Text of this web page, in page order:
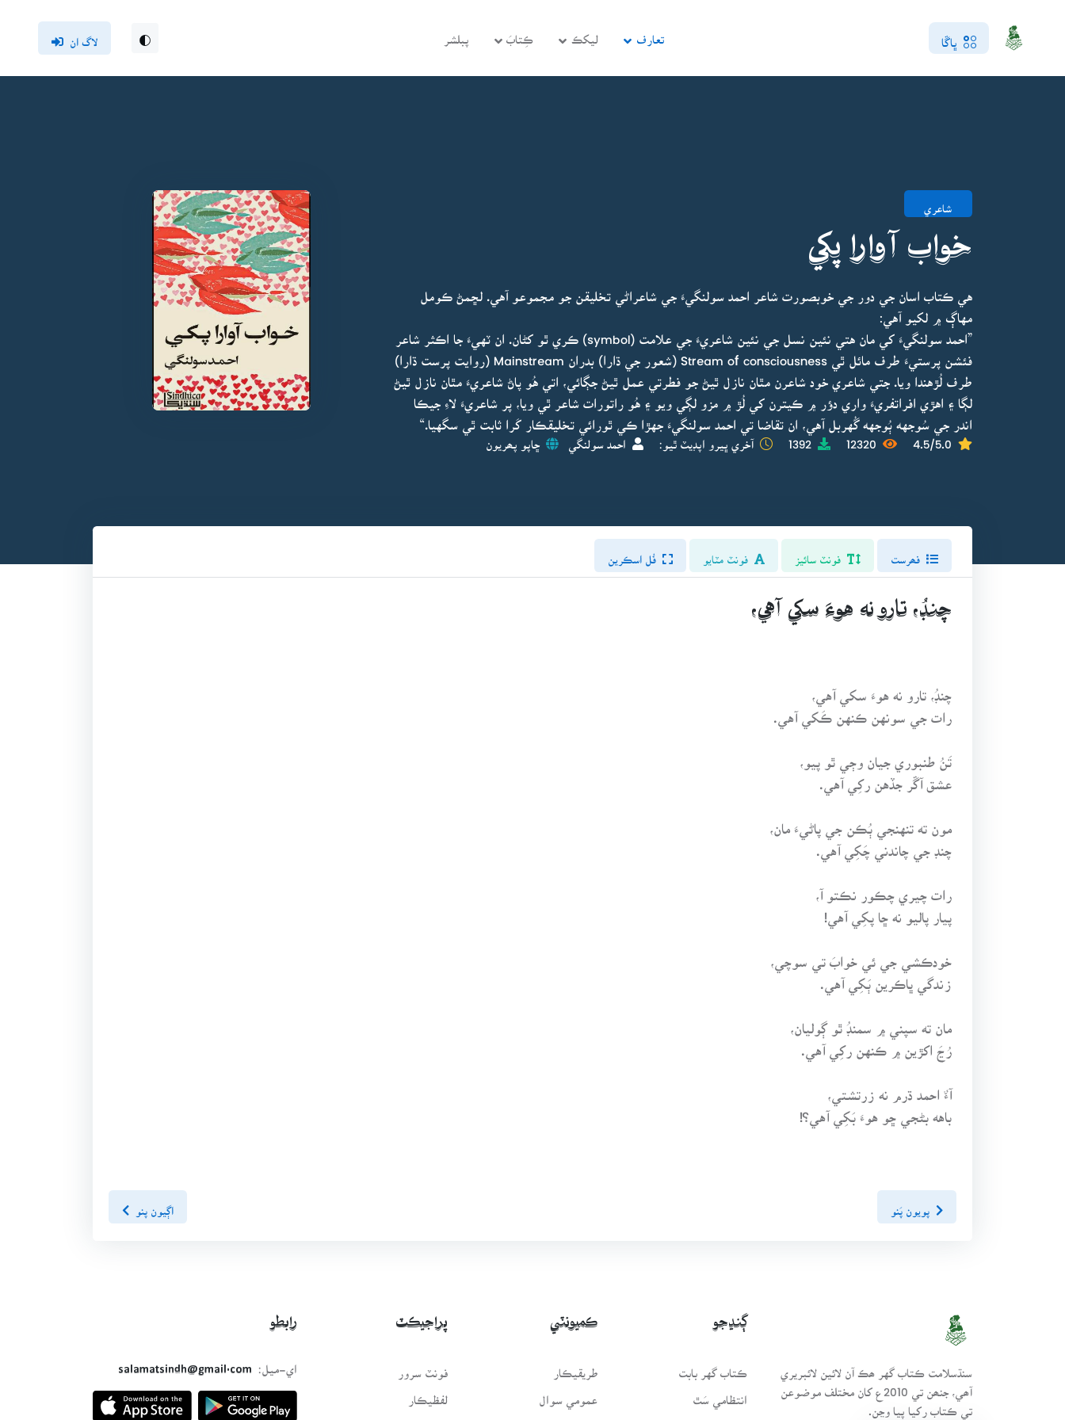
ڀاڱا تعارف ليکڪ ڪِتابَ پبلشر لاگ ان
شاعري
خواب آوارا پکي
هي ڪتاب اسان جي دور جي خوبصورت شاعر احمد سولنگيءَ جي شاعراڻي تخليقن جو مجموعو آهي. لڇمڻ ڪومل
مهاڳ ۾ لکيو آهي:
”احمد سولنگيءَ کي مان هتي نئين نسل جي نئين شاعريءَ جي علامت (symbol) ڪري ٿو کڻان. ان ٽهيءَ جا اڪثر شاعر
فئشن پرستيءَ طرف مائل ٿي Stream of consciousness (شعور جي ڌارا) بدران Mainstream (روايت پرست ڌارا)
طرف لُڙهندا ويا. جتي شاعري خود شاعرن مٿان نازل ٿيڻ جو فطرتي عمل ٿيڻ جڳائي، اتي هُو پاڻ شاعريءَ مٿان نازل ٿيڻ
لڳا ۽ اهڙي افراتفريءَ واري دؤر ۾ ڪيترن کي لُڙ ۾ مزو لڳي ويو ۽ هُو راتورات شاعر ٿي ويا، پر شاعريءَ لاءِ جيڪا
اندر جي سُوجهه ٻُوجهه گُهربل آهي، ان تقاضا تي احمد سولنگيءَ جهڙا ڪي ٿورائي تخليقڪار کَرا ثابت ٿي سگهيا.“
4.5/5.0
12320
1392 آخري ڀيرو اپڊيٽ ٿيو: احمد سولنگي ڇاپو پھريون
فونٽ سائيز فونٽ مٽايو فُل اسڪرين
چنڊُ، تارو نه هوءَ سکي آهي،
چنڊُ، تارو نه هوءَ سکي آهي،
رات جي سونهن ڪنهن ڪَکي آهي.
تَنُ طنبوري جيان وڄي ٿو پيو،
عشق آڱر جڏهن رکِي آهي.
مون ته تنهنجي ٻُڪن جي پاڻيءَ مان،
چنڊ جي چاندني چَکِي آهي.
رات چيري چڪور نڪتو آ،
پيار پاليو نه ڇا پکِي آهي!
خودڪشي جي ئي خوابَ تي سوچي،
زندگي ڀاڪرين ٻَکِي آهي.
مان ته سپني ۾ سمنڊُ ٿو ڳوليان،
رُڃَ اکڙين ۾ ڪنهن رکِي آهي.
آءٌ احمد ڌرم نه زرتشتي،
باهه بڻجي ڇو هوءَ بَکِي آهي؟!
پويون پَنو اڳيون پنو
سنڌسلامت ڪتاب گهر ھڪ آن لائين لائبريري
آھي، جنھن تي 2010ع کان مختلف موضوعن
تي ڪتاب رکيا پيا وڃن.
ڳنڍجو
ڪتاب گهر بابت
انتظامي سَٿ
ڪميونٽي
طريقيڪار
عمومي سوال
پراجيڪٽ
فونٽ سرور
لفظيڪار
رابطو
اي-ميل:
salamatsindh@gmail.com